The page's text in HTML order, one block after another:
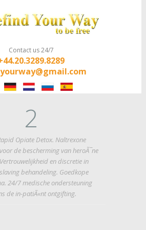
Contact us 24/7
2
Opiate Detox. Naltrexone
de bescherming van heroÃ¯ne
en discretie in
behandeling. Goedkope
24/7 medische ondersteuning
de in-patiÃ«nt ontgifting.